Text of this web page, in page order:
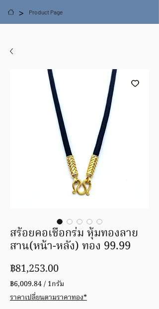
> Product Page
สร้อยคอเชือกร่ม หุ้มทองลาย
สาน(หน้า-หลัง) ทอง 99.99
฿81,253.00ราคา
฿6,009.84/ 1กรัม
฿6,009.84
ต่อ
ราคาเปลี่ยนตามราคาทอง*